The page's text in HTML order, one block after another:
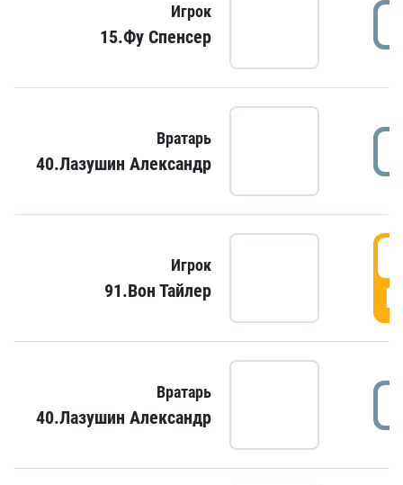
Игрок
15.Фу Спенсер
Вратарь
40.Лазушин Александр
Игрок
91.Вон Тайлер
Вратарь
40.Лазушин Александр